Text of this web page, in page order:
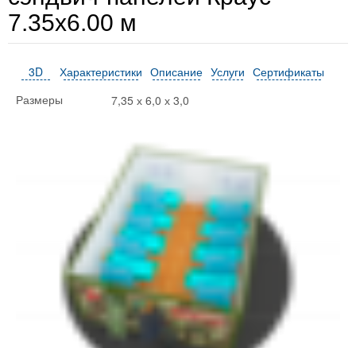
7.35х6.00 м
3D Характеристики Описание Услуги Сертификаты
Размеры 7,35 х 6,0 х 3,0